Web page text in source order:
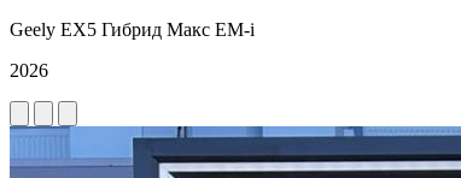
Geely EX5 Гибрид Макс EM-i
2026